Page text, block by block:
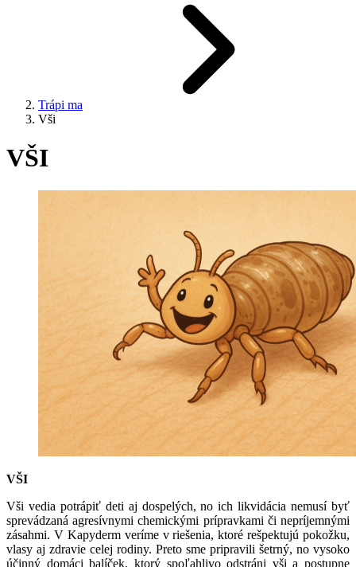
Trápi ma
Vši
VŠI
VŠI
Vši vedia potrápiť deti aj dospelých, no ich likvidácia nemusí byť
sprevádzaná agresívnymi chemickými prípravkami či nepríjemnými
zásahmi. V Kapyderm veríme v riešenia, ktoré rešpektujú pokožku,
vlasy aj zdravie celej rodiny. Preto sme pripravili šetrný, no vysoko
účinný domáci balíček, ktorý spoľahlivo odstráni vši a postupne